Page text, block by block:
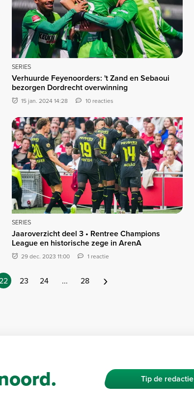
SERIES
Verhuurde Feyenoorders: 't Zand en Sebaoui
bezorgen Dordrecht overwinning
15 jan. 2024 14:28 10 reacties
SERIES
Jaaroverzicht deel 3 • Rentree Champions
League en historische zege in ArenA
29 dec. 2023 11:00 1 reactie
23 24 ... 28 ›
Tip de redactie